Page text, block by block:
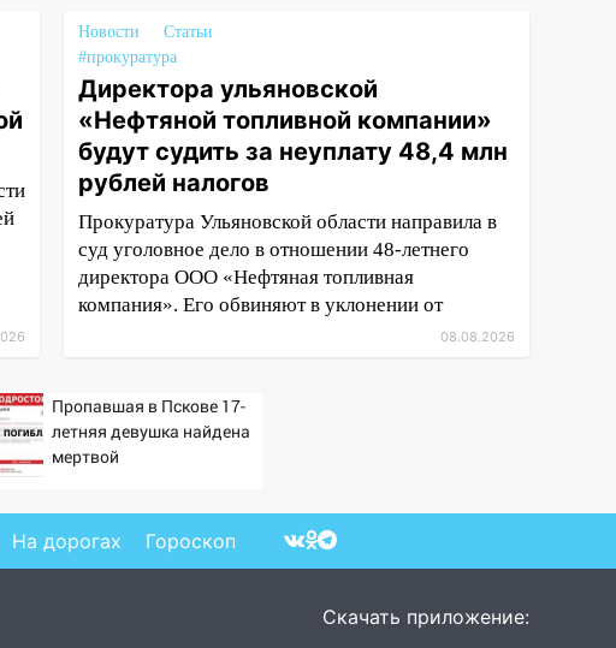
Новости
Статьи
#прокуратура
Директора ульяновской
«Нефтяной топливной компании»
будут судить за неуплату 48,4 млн
рублей налогов
Прокуратура Ульяновской области направила в
суд уголовное дело в отношении 48-летнего
директора ООО «Нефтяная топливная
компания». Его обвиняют в уклонении от
08.08.2026
Пропавшая в Пскове 17-
летняя девушка найдена
мертвой
На дорогах Гороскоп
Скачать приложение: